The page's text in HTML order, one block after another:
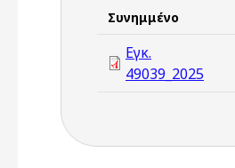
Συνημμένο
Εγκ.
49039_2025